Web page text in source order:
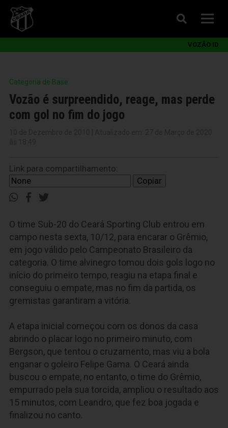
VOZÃO ID
Categoria de Base
Vozão é surpreendido, reage, mas perde
com gol no fim do jogo
Link para compartilhamento:
Copiar
O time Sub-20 do Ceará Sporting Club entrou em
campo nesta sexta, 10/12, para encarar o Grêmio,
em jogo válido pelo Campeonato Brasileiro da
categoria. O time alvinegro tomou dois gols logo no
início do primeiro tempo, reagiu na etapa final e
conseguiu o empate, mas no fim da partida, os
gremistas garantiram a vitória.
A etapa inicial começou com os donos da casa
abrindo o placar logo no primeiro minuto, com
Bergson, que tentou o cruzamento, mas viu a bola
enganar o goleiro Felipe Gama. O Ceará ainda
buscou o empate, no entanto, o time do Grêmio,
empurrado pela sua torcida, ampliou o resultado aos
15 minutos, com Leandro, que fez boa jogada e
finalizou no canto.